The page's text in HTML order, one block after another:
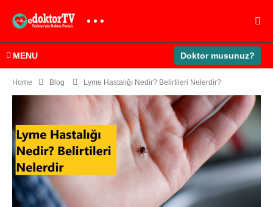
MENU Doktor musunuz?
Home Blog Lyme Hastalığı Nedir? Belirtileri Nelerdir?